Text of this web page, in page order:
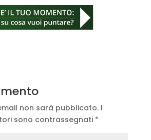
non sarà pubblicato. I
sono contrassegnati *